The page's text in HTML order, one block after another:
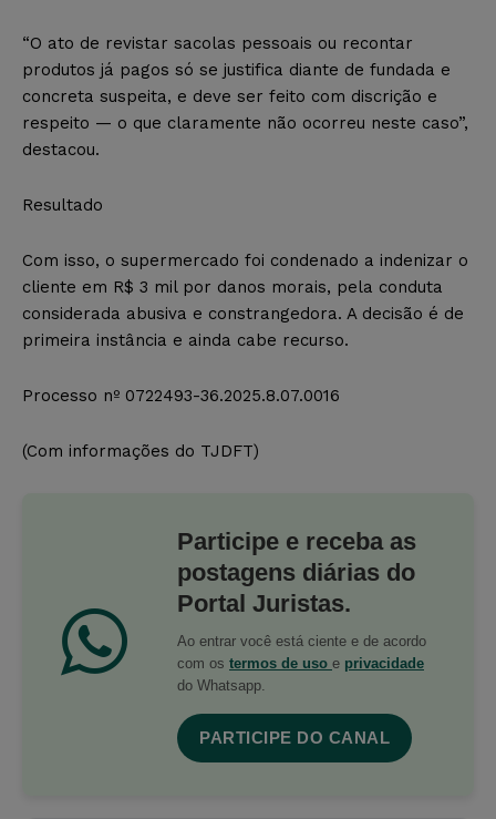
“O ato de revistar sacolas pessoais ou recontar
produtos já pagos só se justifica diante de fundada e
concreta suspeita, e deve ser feito com discrição e
respeito — o que claramente não ocorreu neste caso”,
destacou.
Resultado
Com isso, o supermercado foi condenado a indenizar o
cliente em R$ 3 mil por danos morais, pela conduta
considerada abusiva e constrangedora. A decisão é de
primeira instância e ainda cabe recurso.
Processo nº 0722493-36.2025.8.07.0016
(Com informações do TJDFT)
Participe e receba as
postagens diárias do
Portal Juristas.
Ao entrar você está ciente e de acordo
com os termos de uso e privacidade
do Whatsapp.
PARTICIPE DO CANAL